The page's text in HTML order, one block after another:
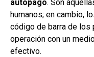
autopago. Son
humanos; en cambio,
código de barra de los
operación con un
efectivo.